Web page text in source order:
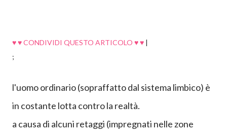
♥ ♥ CONDIVIDI QUESTO ARTICOLO ♥ ♥ |
;
l'uomo ordinario (sopraffatto dal sistema limbico) è
in costante lotta contro la realtà.
a causa di alcuni retaggi (impregnati nelle zone